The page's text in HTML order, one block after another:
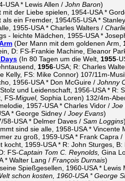
USA * Lewis Allen / John Baron)
mit der Liebe spielen, 1954-USA *
als ein Fremder, 1954/55-USA *
1955-USA * Charles Walters /
- leichte Mädchen, 1955-USA *
(Der Mann mit dem goldenen Arm,
D: FS-Frankie Machine, Eleanor
(In 80 Tagen um die Welt, 1955-
1956-USA; R: Charles
Kelly, FS: Mike Connor) 107/11m-
1956-USA * Don McGuire / Johnny
und Leidenschaft, 1956-USA * R:
FS-Miguel, Sophia Loren) 132/4m-
1957-USA * Charles Vidor / Joe
* George Sidney / Joey Evans)
58-USA * Delmer Daves / Sam Loggins)
sind sie alle, 1958-USA * Vincente
zu groß, 1959-USA * Frank Capra /
kocht, 1959-USA * R: John Sturges,
FS-Captain Tom C. Reynolds, Gina
* Walter Lang / François Durnais)
Spießgesellen, 1960-USA * Lewis
schon kosten, 1960-USA * George